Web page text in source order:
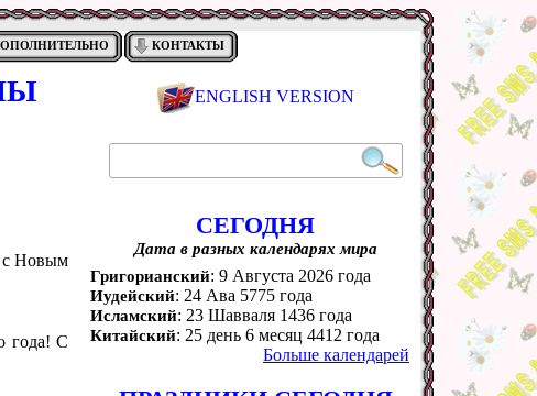
КОНТАКТЫ
с Новым
года! С
ENGLISH VERSION
СЕГОДНЯ
Дата в разных календарях мира
Григорианский: 9 Августа 2026 года
Иудейский: 24 Ава 5775 года
Исламский: 23 Шавваля 1436 года
Китайский: 25 день 6 месяц 4412 года
Больше календарей